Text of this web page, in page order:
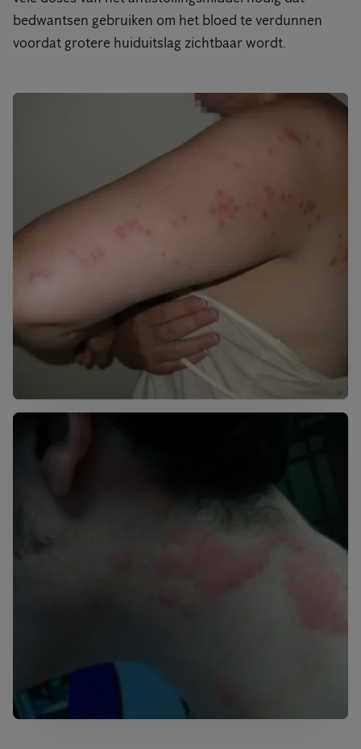
bedwantsen gebruiken om het bloed te verdunnen
voordat grotere huiduitslag zichtbaar wordt.